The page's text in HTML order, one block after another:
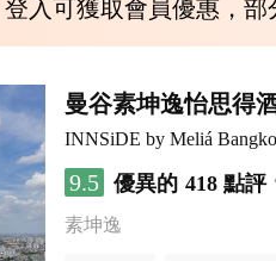
登入可獲取會員優惠，
曼谷素坤逸怡思得
INNSiDE by Meliá
9.5 優異的 418 點評
素坤逸